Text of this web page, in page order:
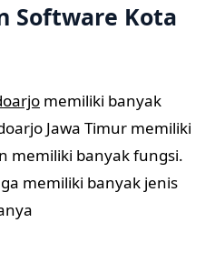
Software Kota
memiliki banyak
Jawa Timur memiliki
memiliki banyak fungsi.
memiliki banyak jenis